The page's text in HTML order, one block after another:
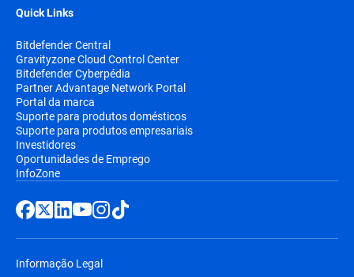
Quick Links
Bitdefender Central
Gravityzone Cloud Control Center
Bitdefender Cyberpédia
Partner Advantage Network Portal
Portal da marca
Suporte para produtos domésticos
Suporte para produtos empresariais
Investidores
Oportunidades de Emprego
InfoZone
Informação Legal